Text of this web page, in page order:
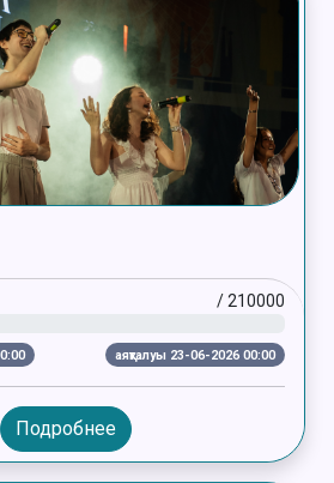
/210000
аяқталуы 23-06-2026 00:00
Подробнее